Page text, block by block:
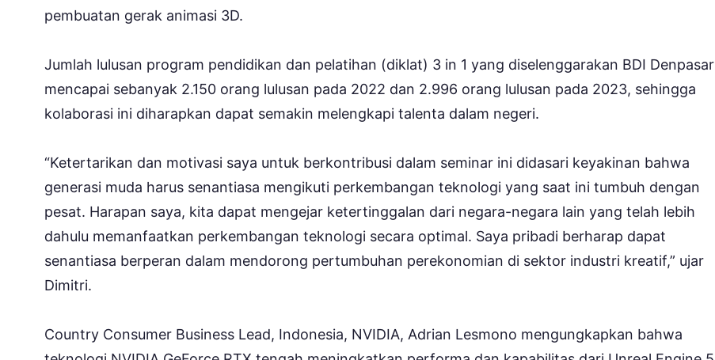
pembuatan gerak animasi 3D.
Jumlah lulusan program pendidikan dan pelatihan (diklat) 3 in 1 yang diselenggarakan BDI Denpasar
mencapai sebanyak 2.150 orang lulusan pada 2022 dan 2.996 orang lulusan pada 2023, sehingga
kolaborasi ini diharapkan dapat semakin melengkapi talenta dalam negeri.
“Ketertarikan dan motivasi saya untuk berkontribusi dalam seminar ini didasari keyakinan bahwa
generasi muda harus senantiasa mengikuti perkembangan teknologi yang saat ini tumbuh dengan
pesat. Harapan saya, kita dapat mengejar ketertinggalan dari negara-negara lain yang telah lebih
dahulu memanfaatkan perkembangan teknologi secara optimal. Saya pribadi berharap dapat
senantiasa berperan dalam mendorong pertumbuhan perekonomian di sektor industri kreatif,” ujar
Dimitri.
Country Consumer Business Lead, Indonesia, NVIDIA, Adrian Lesmono mengungkapkan bahwa